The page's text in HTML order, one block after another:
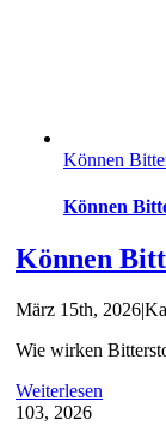
Können
Können
Können
März 15th, 2026|
Wie wirken
Weiterlesen
103, 2026